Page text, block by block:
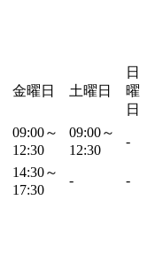
金曜日 土曜日
日
曜
日
09:00～
12:30
09:00～
12:30
-
14:30～
17:30
- -